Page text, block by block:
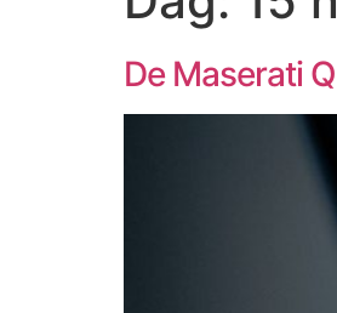
De Maserati